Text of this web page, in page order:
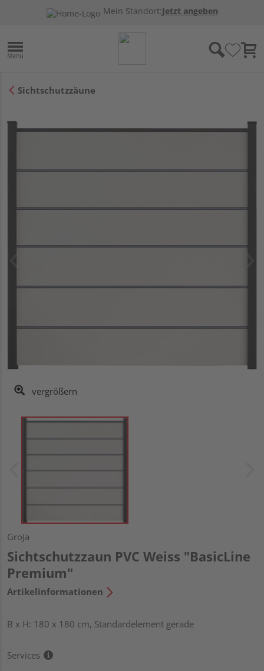
Mein Standort:Jetzt angeben
Sichtschutzzäune
vergrößern
GroJa
Sichtschutzzaun PVC Weiss "BasicLine
Premium"
Artikelinformationen
B x H: 180 x 180 cm, Standardelement gerade
Services